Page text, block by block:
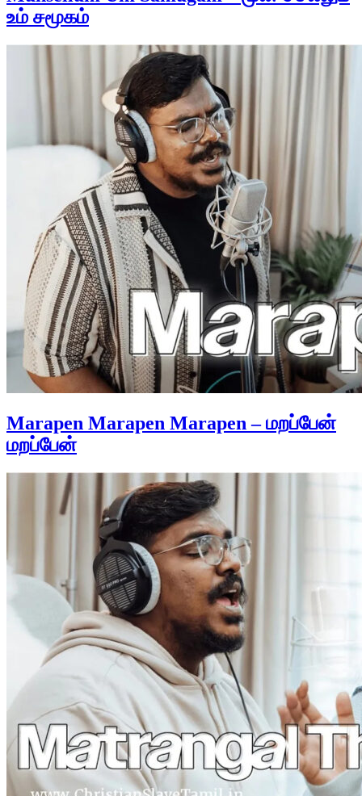
உம் சமூகம்
Marapen Marapen Marapen – மறப்பேன்
மறப்பேன்